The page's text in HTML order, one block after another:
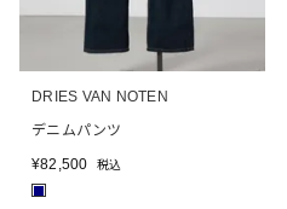
DRIES VAN NOTEN
デニムパンツ
¥82,500 税込
■